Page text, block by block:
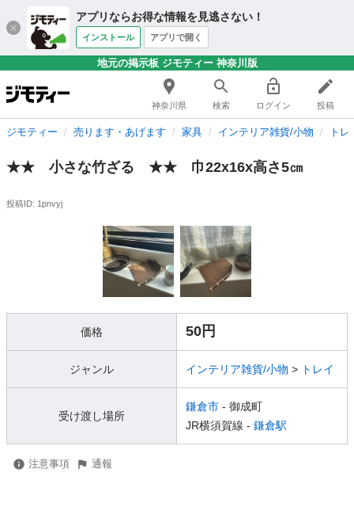
アプリならお得な情報を見逃さない！
インストール アプリで開く
地元の掲示板 ジモティー 神奈川版
神奈川県 検索 ログイン 投稿
ジモティー 売ります・あげます 家具 インテリア雑貨/小物 トレ
★★ 小さな竹ざる ★★ 巾22x16x高さ5㎝
投稿ID: 1pnvyj
価格 50円
ジャンル インテリア雑貨/小物 > トレイ
受け渡し場所
鎌倉市 - 御成町
JR横須賀線 - 鎌倉駅
注意事項 通報